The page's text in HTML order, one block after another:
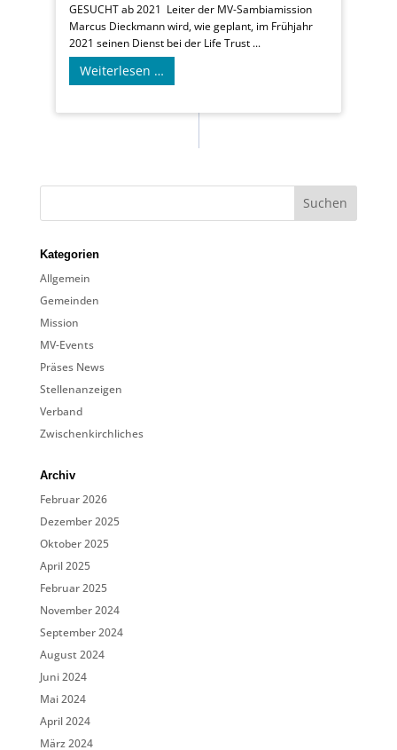
GESUCHT ab 2021 Leiter der MV-Sambiamission
Marcus Dieckmann wird, wie geplant, im Frühjahr
2021 seinen Dienst bei der Life Trust ...
Weiterlesen …
Kategorien
Allgemein
Gemeinden
Mission
MV-Events
Präses News
Stellenanzeigen
Verband
Zwischenkirchliches
Archiv
Februar 2026
Dezember 2025
Oktober 2025
April 2025
Februar 2025
November 2024
September 2024
August 2024
Juni 2024
Mai 2024
April 2024
März 2024